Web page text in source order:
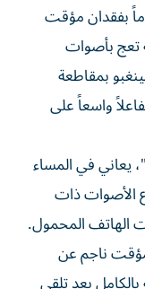
صيني يبلغ من العمر 18 عاماً بفقدان مؤقت
تعج بأصوات
بمقاطعة
واسعاً على
يعاني في المساء
الأصوات ذات
الهاتف المحمول.
ناجم عن